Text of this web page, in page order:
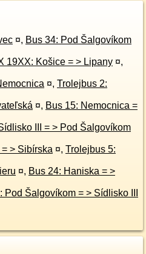
Šidlovec ¤, Bus 34: Pod Šalgovíkom
Train REX 19XX: Košice = > Lipany ¤,
15: Za Kalváriou = > Nemocnica ¤, Trolejbus 2:
= > Budovateľská ¤, Bus 15: Nemocnica =
Bus 34: Sídlisko III = > Pod Šalgovíkom
Trolejbus 38: Sídlisko III = > Sibírska ¤, Trolejbus 5:
mieru ¤, Bus 24: Haniska = >
Bus N1: Pod Šalgovíkom = > Sídlisko III